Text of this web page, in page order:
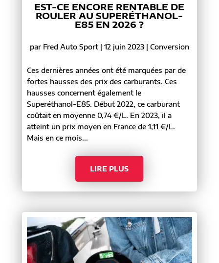
EST-CE ENCORE RENTABLE DE
ROULER AU SUPERÉTHANOL-
E85 EN 2026 ?
par Fred Auto Sport| 12 juin 2023| Conversion
Ces dernières années ont été marquées par de
fortes hausses des prix des carburants. Ces
hausses concernent également le
Superéthanol-E85. Début 2022, ce carburant
coûtait en moyenne 0,74 €/L. En 2023, il a
atteint un prix moyen en France de 1,11 €/L.
Mais en ce mois...
LIRE PLUS